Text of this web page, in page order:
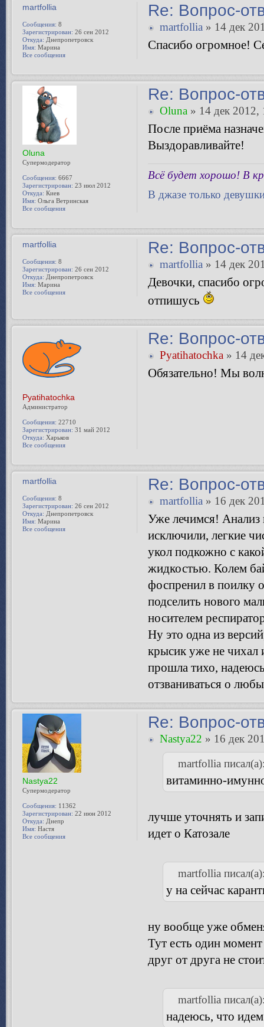
Re: Вопрос-
martfollia » 14 дек
Спасибо огромное!
martfollia
Сообщения: 8
Зарегистрирован: 26 сен 2012
Откуда: Днепропетровск
Имя: Марина
Все сообщения
Re: Вопрос-
Oluna » 14 дек 2012,
После приёма
Выздоравливайте!
Всё будет хорошо! В
В джазе только
Oluna
Супермодератор
Сообщения: 6667
Зарегистрирован: 23 июл 2012
Откуда: Киев
Имя: Ольга Ветринская
Все сообщения
Re: Вопрос-
martfollia » 14 дек
Девочки, спасибо
отпишусь
martfollia
Сообщения: 8
Зарегистрирован: 26 сен 2012
Откуда: Днепропетровск
Имя: Марина
Все сообщения
Re: Вопрос-
Pyatihatochka » 14
Обязательно! Мы
Pyatihatochka
Администратор
Сообщения: 22710
Зарегистрирован: 31 май 2012
Откуда: Харьков
Все сообщения
Re: Вопрос-
martfollia » 16 дек
Уже лечимся! Анализ
исключили, легкие
укол подкожно с
жидкостью. Колем
фоспренил в поилку
подселить нового
носителем
Ну это одна из
крысик уже не чихал
прошла тихо,
отзваниваться о
martfollia
Сообщения: 8
Зарегистрирован: 26 сен 2012
Откуда: Днепропетровск
Имя: Марина
Все сообщения
Re: Вопрос-
Nastya22 » 16 дек
martfollia
витаминно-
лучше уточнять и
идет о Катозале
martfollia
у на сейчас
ну вообще уже
Тут есть один
друг от друга не
martfollia
надеюсь, что
Nastya22
Супермодератор
Сообщения: 11362
Зарегистрирован: 22 июн 2012
Откуда: Днепр
Имя: Настя
Все сообщения